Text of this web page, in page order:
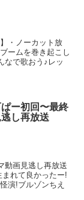
・ノーカット放
ームを巻き起こし
なで歌おう♪レッ
ー初回〜最終
し再放送
動画見逃し再放送
れて良かったー!
演!ブルゾンちえ